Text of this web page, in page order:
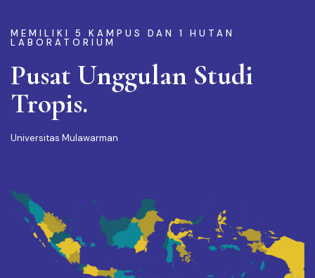
MEMILIKI 5 KAMPUS DAN 1 HUTAN
LABORATORIUM
Pusat Unggulan Studi
Tropis.
Universitas Mulawarman